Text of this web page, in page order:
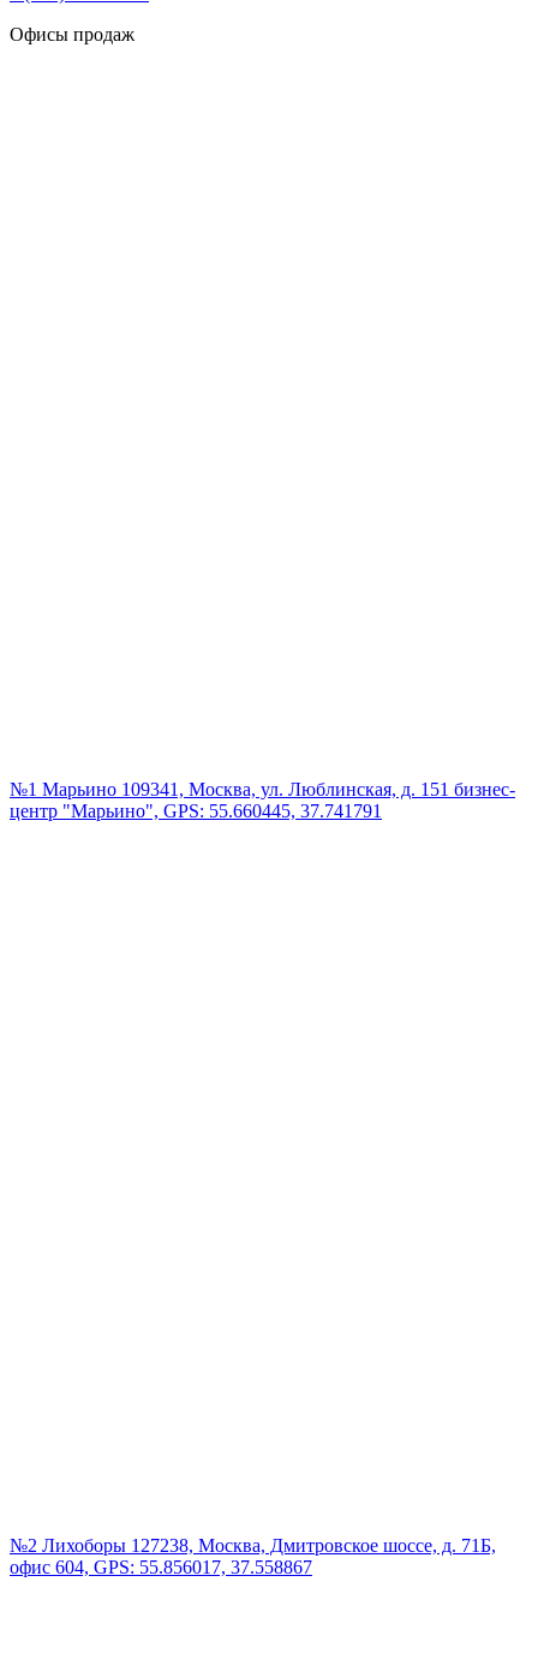
Офисы продаж
№1 Марьино 109341, Москва, ул. Люблинская, д. 151 бизнес-
центр "Марьино", GPS: 55.660445, 37.741791
№2 Лихоборы 127238, Москва, Дмитровское шоссе, д. 71Б,
офис 604, GPS: 55.856017, 37.558867